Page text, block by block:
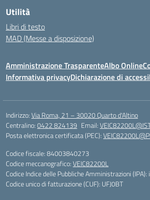
Utilità
Libri di testo
MAD (Messe a disposizione)
Amministrazione TrasparenteAlbo Online
Informativa privacyDichiarazione di
Indirizzo:Via Roma, 21 – 30020 Quarto d'Altino
Centralino:0422 824139 Email:
Posta elettronica certificata (PEC):
Codice fiscale: 84003840273
Codice meccanografico:VEIC82200L
Codice Indice delle Pubbliche Amministrazioni
Codice unico di fatturazione (CUF): UFJ0BT